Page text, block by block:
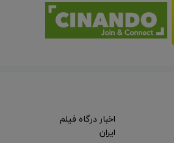
اخبار درگاه فیلم
ایران